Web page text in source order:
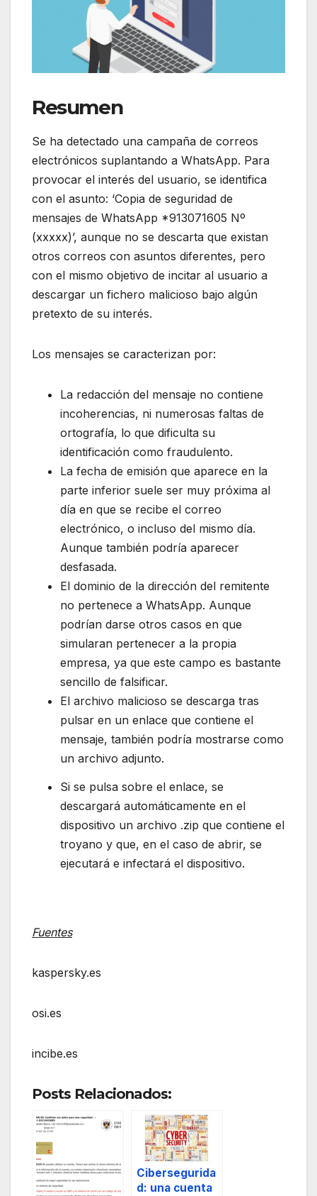
Resumen
Se ha detectado una campaña de correos
electrónicos suplantando a WhatsApp. Para
provocar el interés del usuario, se identifica
con el asunto: ‘Copia de seguridad de
mensajes de WhatsApp *913071605 Nº
(xxxxx)’, aunque no se descarta que existan
otros correos con asuntos diferentes, pero
con el mismo objetivo de incitar al usuario a
descargar un fichero malicioso bajo algún
pretexto de su interés.
Los mensajes se caracterizan por:
La redacción del mensaje no contiene
incoherencias, ni numerosas faltas de
ortografía, lo que dificulta su
identificación como fraudulento.
La fecha de emisión que aparece en la
parte inferior suele ser muy próxima al
día en que se recibe el correo
electrónico, o incluso del mismo día.
Aunque también podría aparecer
desfasada.
El dominio de la dirección del remitente
no pertenece a WhatsApp. Aunque
podrían darse otros casos en que
simularan pertenecer a la propia
empresa, ya que este campo es bastante
sencillo de falsificar.
El archivo malicioso se descarga tras
pulsar en un enlace que contiene el
mensaje, también podría mostrarse como
un archivo adjunto.
Si se pulsa sobre el enlace, se
descargará automáticamente en el
dispositivo un archivo .zip que contiene el
troyano y que, en el caso de abrir, se
ejecutará e infectará el dispositivo.
Fuentes
kaspersky.es
osi.es
incibe.es
Posts Relacionados:
Cibersegurida
d: una cuenta